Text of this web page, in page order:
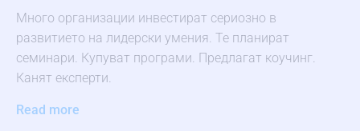
Много организации инвестират сериозно в
развитието на лидерски умения. Те планират
семинари. Купуват програми. Предлагат коучинг.
Канят експерти.
Read more